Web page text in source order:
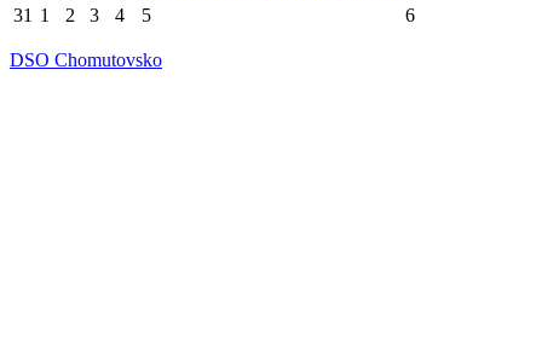
31 1 2 3 4 5 6
DSO Chomutovsko